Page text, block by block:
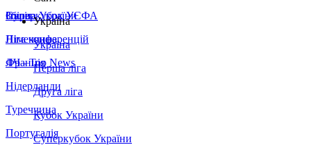
Збірна України
Італія
Німеччина
Франція
Нідерланди
Туреччина
Португалія
Суперкубок УЄФА
Ліга конференцій
ЛЧ - Top News
Україна
Україна
Перша ліга
Друга ліга
Кубок України
Суперкубок України